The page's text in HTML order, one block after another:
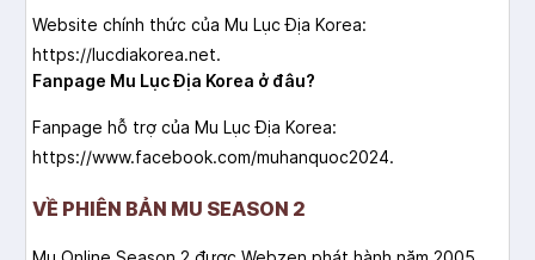
Website chính thức của Mu Lục Địa Korea:
https://lucdiakorea.net.
Fanpage Mu Lục Địa Korea ở đâu?
Fanpage hỗ trợ của Mu Lục Địa Korea:
https://www.facebook.com/muhanquoc2024.
VỀ PHIÊN BẢN MU SEASON 2